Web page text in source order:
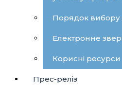
Порядок вибору
Електронне
Корисні ресурси
Прес-реліз